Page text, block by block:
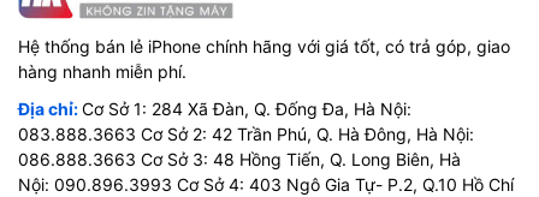
Hệ thống bán lẻ iPhone chính hãng với giá tốt, có trả góp, giao
hàng nhanh miễn phí.
Địa chỉ:Cơ Sở 1: 284 Xã Đàn, Q. Đống Đa, Hà Nội:
083.888.3663 Cơ Sở 2: 42 Trần Phú, Q. Hà Đông, Hà Nội:
086.888.3663 Cơ Sở 3: 48 Hồng Tiến, Q. Long Biên, Hà
Nội: 090.896.3993 Cơ Sở 4: 403 Ngô Gia Tự- P.2, Q.10 Hồ Chí